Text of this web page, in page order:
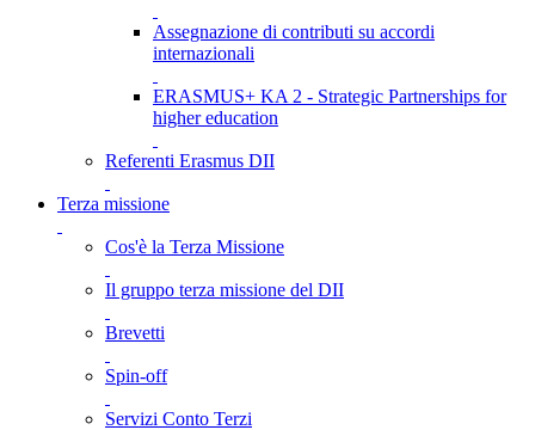
Assegnazione di contributi su accordi
internazionali
ERASMUS+ KA 2 - Strategic Partnerships for
higher education
Referenti Erasmus DII
Terza missione
Cos'è la Terza Missione
Il gruppo terza missione del DII
Brevetti
Spin-off
Servizi Conto Terzi